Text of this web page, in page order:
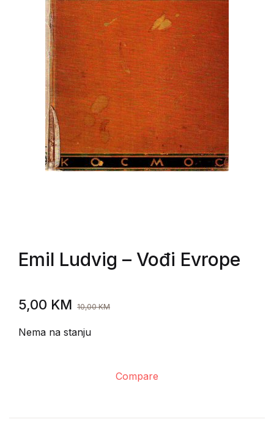
Emil Ludvig – Vođi Evrope
5,00 KM 10,00KM
Nema na stanju
Compare